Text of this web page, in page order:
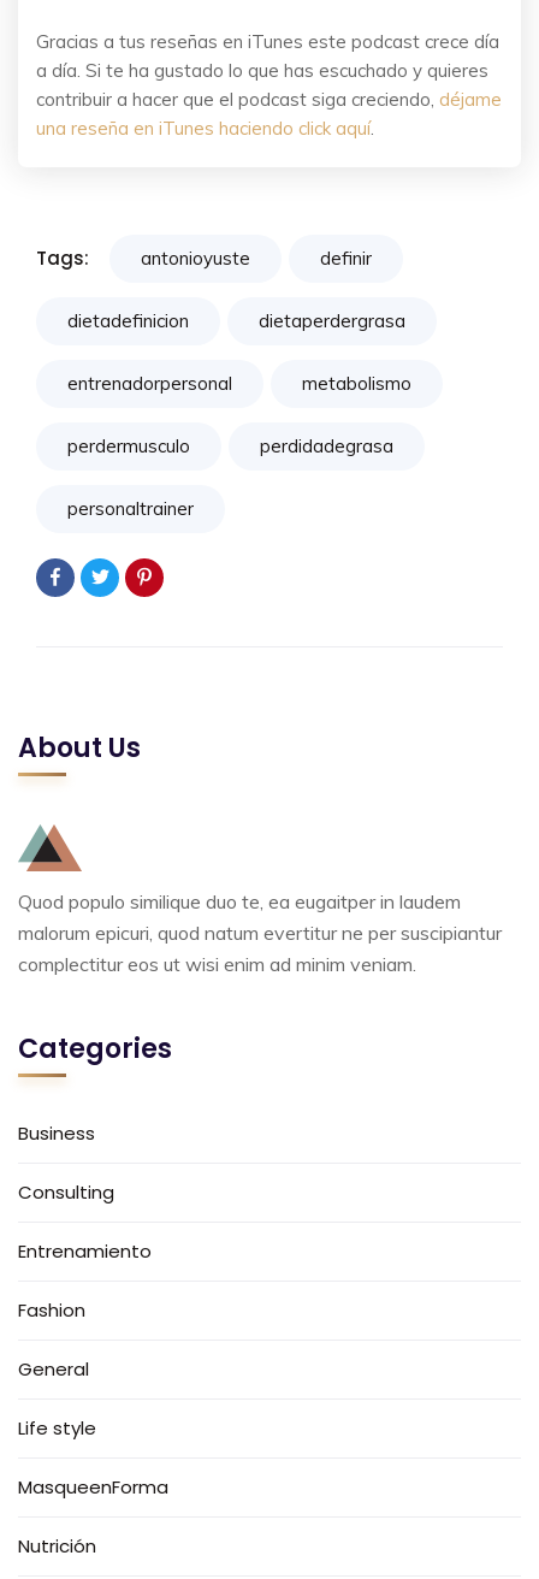
Gracias a tus reseñas en iTunes este podcast crece día
a día. Si te ha gustado lo que has escuchado y quieres
contribuir a hacer que el podcast siga creciendo, déjame
una reseña en iTunes haciendo click aquí.
Tags: antonioyuste definir
dietadefinicion dietaperdergrasa
entrenadorpersonal metabolismo
perdermusculo perdidadegrasa
personaltrainer
About Us
Quod populo similique duo te, ea eugaitper in laudem
malorum epicuri, quod natum evertitur ne per suscipiantur
complectitur eos ut wisi enim ad minim veniam.
Categories
Business
Consulting
Entrenamiento
Fashion
General
Life style
MasqueenForma
Nutrición